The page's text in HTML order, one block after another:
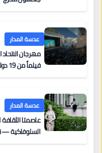
عدسة المدار
فيلماً من 19 دولة أوروبية بالدخول المجاني
عدسة المدار
السلوفاكية —